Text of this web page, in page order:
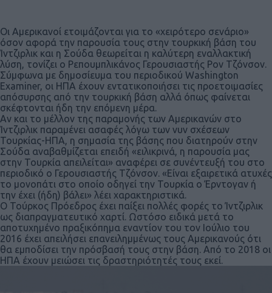
Οι Αμερικανοί ετοιμάζονται για το «χειρότερο σενάριο»
όσον αφορά την παρουσία τους στην τουρκική βάση του
Ίντζιρλικ και η Σούδα θεωρείται η καλύτερη εναλλακτική
λύση, τονίζει ο Ρεπουμπλικάνος Γερουσιαστής Ρον Τζόνσον.
Σύμφωνα με δημοσίευμα του περιοδικού Washington
Examiner, οι ΗΠΑ έχουν εντατικοποιήσει τις προετοιμασίες
απόσυρσης από την τουρκική βάση αλλά όπως φαίνεται
σκέφτονται ήδη την επόμενη μέρα.
Αν και το μέλλον της παραμονής των Αμερικανών στο
Ίντζιρλικ παραμένει ασαφές λόγω των νυν σχέσεων
Τουρκίας-ΗΠΑ, η σημασία της βάσης που διατηρούν στην
Σούδα αναβαθμίζεται επειδή «ειλικρινά, η παρουσία μας
στην Τουρκία απειλείται» αναφέρει σε συνέντευξή του στο
περιοδικό ο Γερουσιαστής Τζόνσον. «Είναι εξαιρετικά ατυχές
το μονοπάτι στο οποίο οδηγεί την Τουρκία ο Έρντογαν ή
την έχει (ήδη) βάλει» λέει χαρακτηριστικά.
Ο Τούρκος Πρόεδρος έχει παίξει πολλές φορές το Ίντζιρλικ
ως διαπραγματευτικό χαρτί. Ωστόσο ειδικά μετά το
αποτυχημένο πραξικόπημα εναντίον του τον Ιούλιο του
2016 έχει απειλήσει επανειλημμένως τους Αμερικανούς ότι
θα εμποδίσει την πρόσβασή τους στην βάση. Από το 2018 οι
ΗΠΑ έχουν μειώσει τις δραστηριότητές τους εκεί.